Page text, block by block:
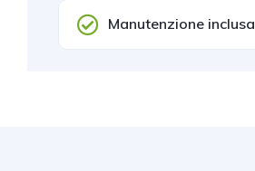
Manutenzione inclusa